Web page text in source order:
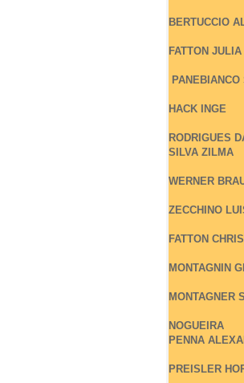
BERTUCCIO
FATTON JULIA
PANEBIANCO
HACK INGE
RODRIGUES
SILVA ZILMA
WERNER
ZECCHINO
FATTON
MONTAGNIN
MONTAGNER
NOGUEIRA
PENNA
PREISLER